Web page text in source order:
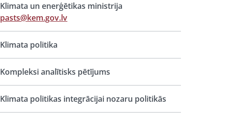
Klimata un enerģētikas ministrija
pasts@kem.gov.lv
Klimata politika
Kompleksi analītisks pētījums
Klimata politikas integrācijai nozaru politikās